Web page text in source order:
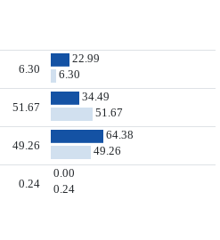
6.30
22.99
6.30
51.67
34.49
51.67
49.26
64.38
49.26
0.24
0.00
0.24